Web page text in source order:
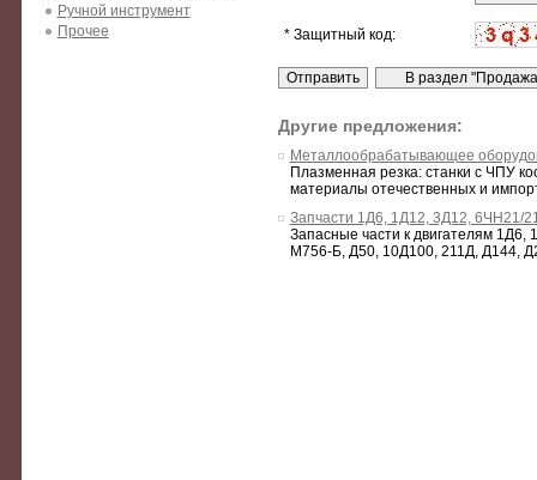
Ручной инструмент
Прочее
* Защитный код:
Другие предложения:
Металлообрабатывающее
Плазменная резка: станки с ЧПУ
материалы отечественных и
Запчасти 1Д6, 1Д12, 3Д12, 6ЧН21/
Запасные части к двигателям
М756-Б, Д50, 10Д100, 211Д, Д144,